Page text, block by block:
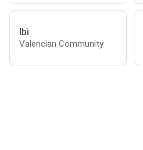
Ibi
Valencian Community